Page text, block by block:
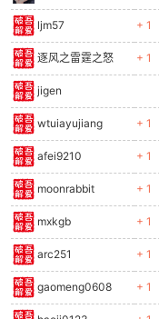
ljm57 + 1
逐风之雷霆之怒 + 1
jigen
wtuiayujiang + 1
afei9210 + 1
moonrabbit + 1
mxkgb + 1
arc251 + 1
gaomeng0608 + 1